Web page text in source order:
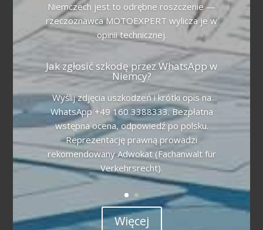
Niemczech jest to odrębne roszczenie —
rzeczoznawca MOTOEXPERT wylicza je w
opinii technicznej.
Jak zgłosić szkodę przez WhatsApp w
Niemcy?
Wyślij zdjęcia uszkodzeń i krótki opis na
WhatsApp +49 160 3388333. Bezpłatna
wstępna ocena, odpowiedź po polsku.
Reprezentację prawną prowadzi
rekomendowany Adwokat (Fachanwalt für
Verkehrsrecht).
Więcej